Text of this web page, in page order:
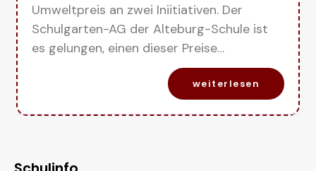
Umweltpreis an zwei Iniitiativen. Der
Schulgarten-AG der Alteburg-Schule ist
es gelungen, einen dieser Preise…
weiterlesen